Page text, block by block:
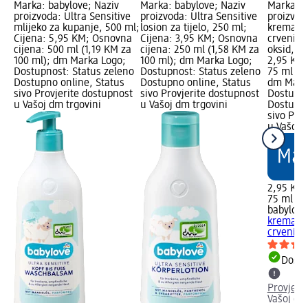
Marka: babylove; Naziv
proizvoda: Ultra Sensitive
mlijeko za kupanje, 500 ml;
Cijena: 5,95 KM; Osnovna
cijena: 500 ml (1,19 KM za
100 ml); dm Marka Logo;
Dostupnost: Status zeleno
Dostupno online, Status
sivo Provjerite dostupnost
u Vašoj dm trgovini
Marka: babylove; Naziv
proizvoda: Ultra Sensitive
losion za tijelo, 250 ml;
Cijena: 3,95 KM; Osnovna
cijena: 250 ml (1,58 KM za
100 ml); dm Marka Logo;
Dostupnost: Status zeleno
Dostupno online, Status
sivo Provjerite dostupnost
u Vašoj dm trgovini
Marka:
krema
crvenila
oksid,
2,95
75 ml
dm
sivo
u Vašoj
2,95 KM
75 ml
babylove
krema
Vašoj